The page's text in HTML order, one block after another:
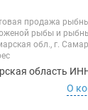
продажа
рыбы и
обл., г.
область
О